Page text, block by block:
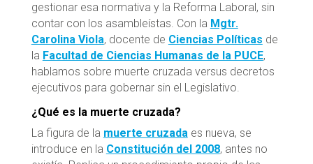
gestionar esa normativa y la Reforma Laboral, sin
contar con los asambleístas. Con la Mgtr.
Carolina Viola, docente de Ciencias Políticas de
la Facultad de Ciencias Humanas de la PUCE,
hablamos sobre muerte cruzada versus decretos
ejecutivos para gobernar sin el Legislativo.
¿Qué es la muerte cruzada?
La figura de la muerte cruzadaes nueva, se
introduce en la Constitución del 2008, antes no